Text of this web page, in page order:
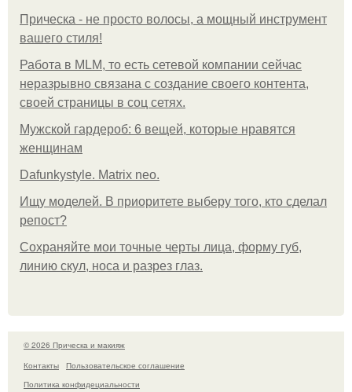
Прическа - не просто волосы, а мощный инструмент
вашего стиля!
Работа в MLM, то есть сетевой компании сейчас
неразрывно связана с создание своего контента,
своей страницы в соц сетях.
Мужской гардероб: 6 вещей, которые нравятся
женщинам
Dafunkystyle. Matrix neo.
Ищу моделей. В приоритете выберу того, кто сделал
репост?
Сохраняйте мои точные черты лица, форму губ,
линию скул, носа и разрез глаз.
© 2026 Прическа и макияж
Контакты
Пользовательское соглашение
Политика конфидециальности